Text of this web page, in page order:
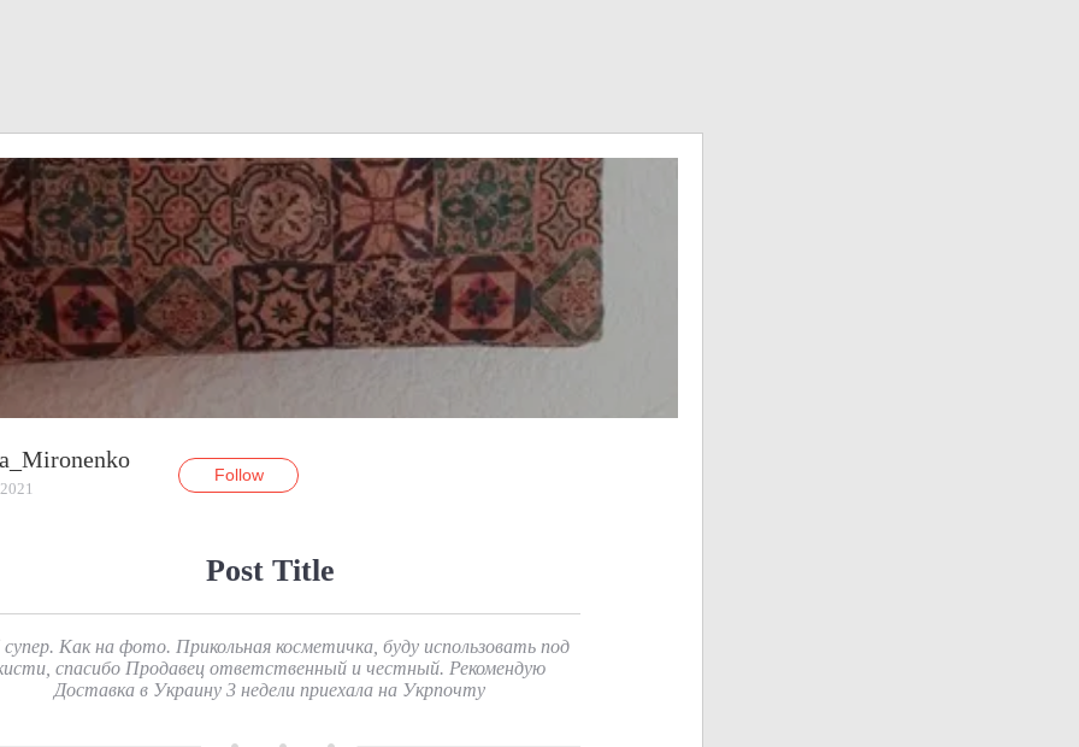
Follow
Post Title
супер. Как на фото. Прикольная косметичка, буду использовать под
спасибо Продавец ответственный и честный. Рекомендую
Доставка в Украину 3 недели приехала на Укрпочту